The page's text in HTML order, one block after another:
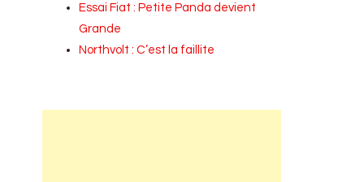
Essai Fiat : Petite Panda devient
Grande
Northvolt : C’est la faillite